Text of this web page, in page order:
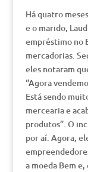
Há quatro
e o marido,
empréstimo no
mercadorias.
eles notaram
“Agora
Está sendo
mercearia e
produtos”. O
por aí. Agora,
a moeda Bem